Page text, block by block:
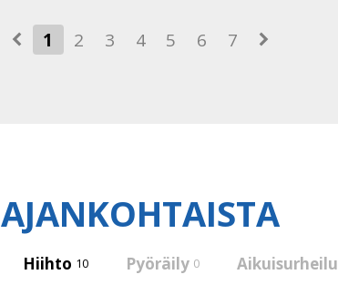
1 2 3 4 5 6 7
AJANKOHTAISTA
Hiihto 10 Pyöräily 0 Aikuisurheilu